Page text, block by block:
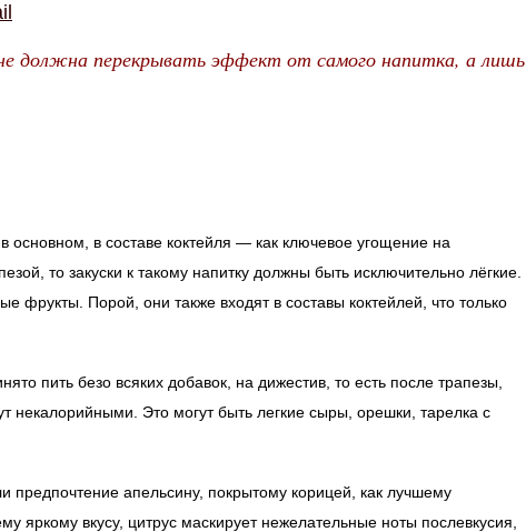
должна перекрывать эффект от самого напитка, а лишь
, в основном, в составе коктейля — как ключевое угощение на
то закуски к такому напитку должны быть исключительно лёгкие.
фрукты. Порой, они также входят в составы коктейлей, что только
пить безо всяких добавок, на дижестив, то есть после трапезы,
некалорийными. Это могут быть легкие сыры, орешки, тарелка с
предпочтение апельсину, покрытому корицей, как лучшему
яркому вкусу, цитрус маскирует нежелательные ноты послевкусия,